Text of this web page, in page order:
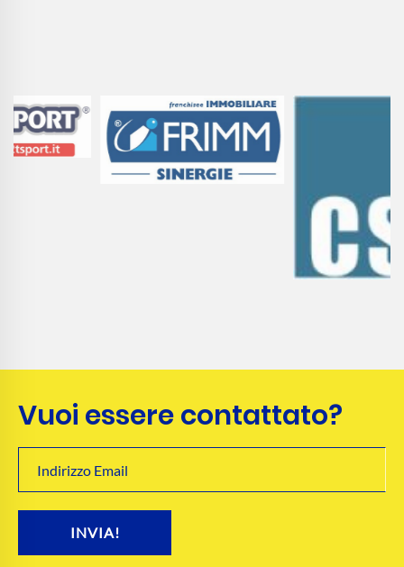
Vuoi essere contattato?
INVIA!